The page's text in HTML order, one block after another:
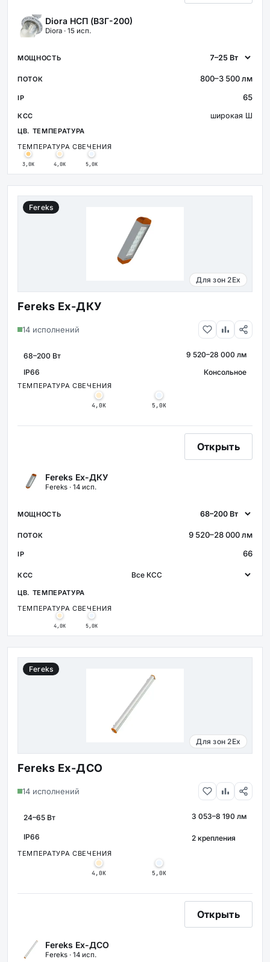
Diora НСП (ВЗГ-200)
Diora · 15 исп.
800–3 500 лм
65
широкая Ш
ТЕМПЕРАТУРА СВЕЧЕНИЯ
3,0К 4,0К 5,0К
Fereks
Для зон 2Ex
Fereks Ex-ДКУ
14 исполнений
МОЩНОСТЬ СВЕТОВОЙ ПОТОК
9 520–28 000 лм
ЗАЩИТА
IP66 КРЕПЛЕНИЕ
Консольное
ТЕМПЕРАТУРА СВЕЧЕНИЯ
4,0К 5,0К
Открыть
Fereks Ex-ДКУ
Fereks · 14 исп.
9 520–28 000 лм
66
ТЕМПЕРАТУРА СВЕЧЕНИЯ
4,0К 5,0К
Fereks
Для зон 2Ex
Fereks Ex-ДСО
14 исполнений
МОЩНОСТЬ СВЕТОВОЙ ПОТОК
3 053–8 190 лм
ЗАЩИТА
IP66
ТЕМПЕРАТУРА СВЕЧЕНИЯ
4,0К 5,0К
Открыть
Fereks Ex-ДСО
Fereks · 14 исп.